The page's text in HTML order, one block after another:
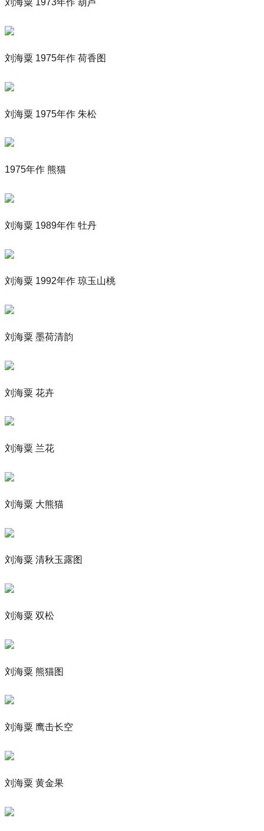
刘海粟 1973年作 葫芦
刘海粟 1975年作 荷香图
刘海粟 1975年作 朱松
1975年作 熊猫
刘海粟 1989年作 牡丹
刘海粟 1992年作 琼玉山桃
刘海粟 墨荷清韵
刘海粟 花卉
刘海粟 兰花
刘海粟 大熊猫
刘海粟 清秋玉露图
刘海粟 双松
刘海粟 熊猫图
刘海粟 鹰击长空
刘海粟 黄金果